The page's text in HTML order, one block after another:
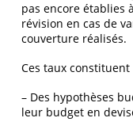
pas encore établies
révision en cas de
couverture réalisés.
Ces taux
– Des hypothèses
leur budget en